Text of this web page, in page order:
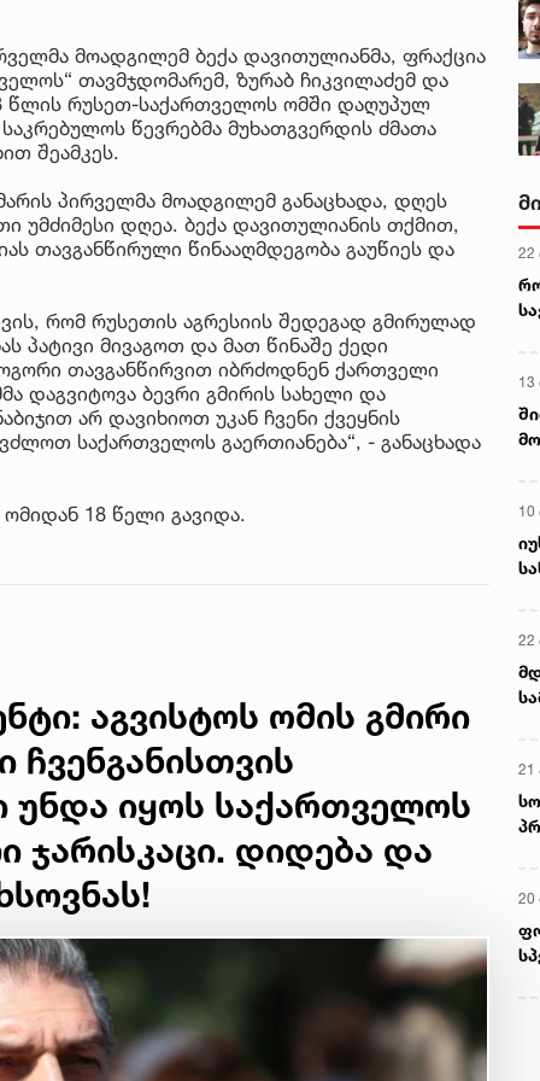
მოადგილემ ბექა დავითულიანმა, ფრაქცია
თავმჯდომარემ, ზურაბ ჩიკვილაძემ და
წლის რუსეთ-საქართველოს ომში დაღუპულ
წევრებმა მუხათგვერდის ძმათა
შეამკეს.
პირველმა მოადგილემ განაცხადა, დღეს
უმძიმესი დღეა. ბექა დავითულიანის თქმით,
თავგანწირული წინააღმდეგობა გაუწიეს და
რომ რუსეთის აგრესიის შედეგად გმირულად
პატივი მივაგოთ და მათ წინაშე ქედი
თავგანწირვით იბრძოდნენ ქართველი
დაგვიტოვა ბევრი გმირის სახელი და
არ დავიხიოთ უკან ჩვენი ქვეყნის
საქართველოს გაერთიანება“, - განაცხადა
18 წელი გავიდა.
აგვისტოს ომის გმირი
იყოს საქართველოს
ჯარისკაცი. დიდება და
22
13
10
22
21
20